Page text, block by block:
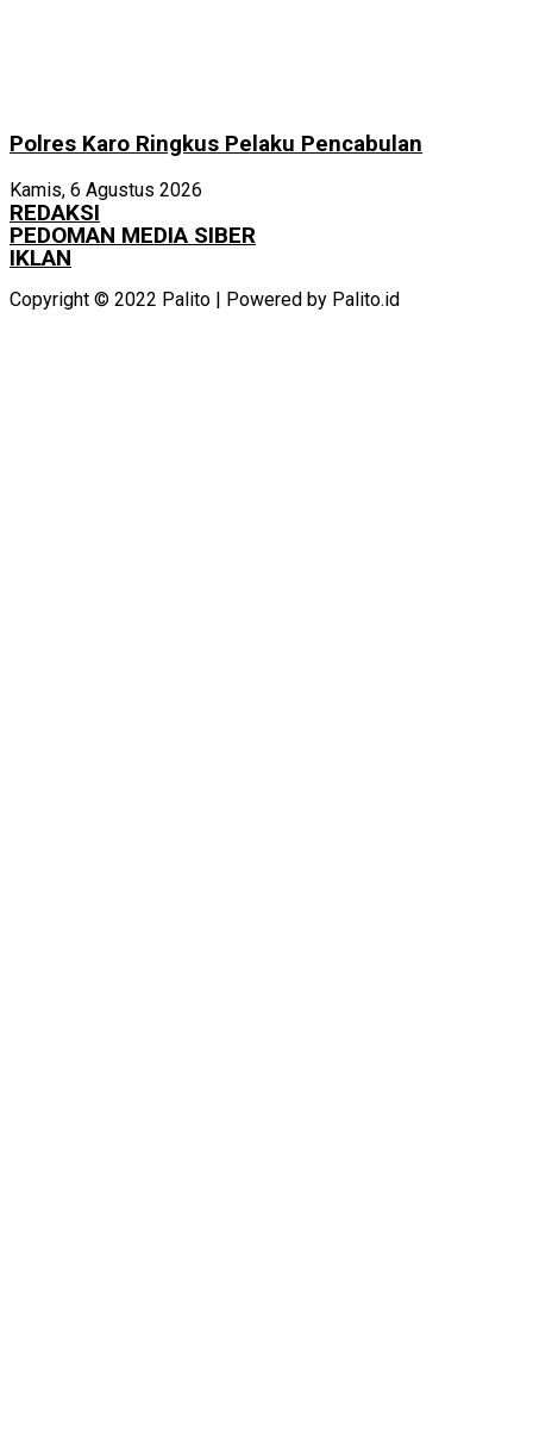
Polres Karo Ringkus Pelaku Pencabulan
Kamis, 6 Agustus 2026
REDAKSI
PEDOMAN MEDIA SIBER
IKLAN
Copyright © 2022 Palito | Powered by Palito.id